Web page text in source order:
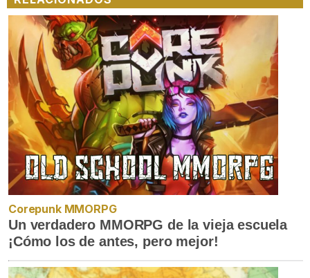
Corepunk MMORPG
Un verdadero MMORPG de la vieja escuela
¡Cómo los de antes, pero mejor!